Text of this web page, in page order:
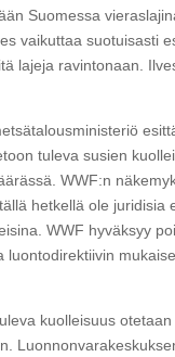
Suomessa
vaikuttaa suotuisasti
lajeja ravintonaan.
tuleva susien
WWF:n
hetkellä ole
WWF hyväksyy
luontodirektiivin
kuolleisuus